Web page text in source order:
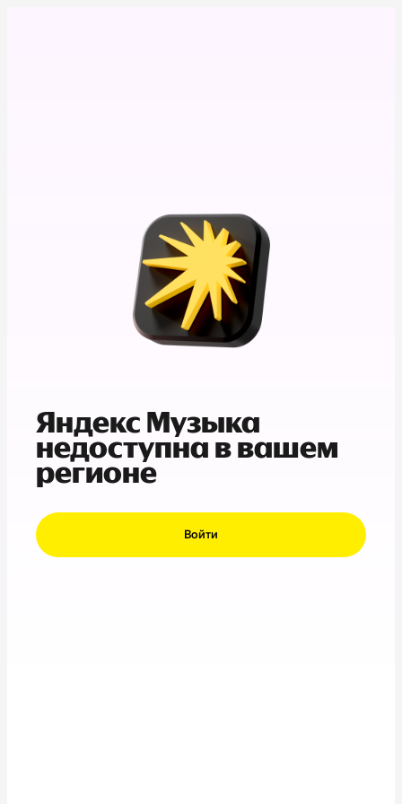
Яндекс Музыка
недоступна в вашем
регионе
Войти